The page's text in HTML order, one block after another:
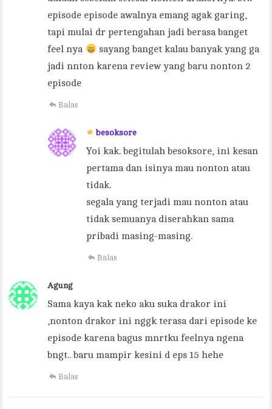
episode episode awalnya emang agak garing,
tapi mulai dr pertengahan jadi berasa banget
feel nya
sayang banget kalau banyak yang ga
jadi nnton karena review yang baru nonton 2
episode
Balas
besoksore
Yoi kak. begitulah besoksore, ini kesan
pertama dan isinya mau nonton atau
tidak.
segala yang terjadi mau nonton atau
tidak semuanya diserahkan sama
pribadi masing-masing.
Balas
Agung
Sama kaya kak neko aku suka drakor ini
,nonton drakor ini nggk terasa dari episode ke
episode karena bagus mnrtku feelnya ngena
bngt.. baru mampir kesini d eps 15 hehe
Balas